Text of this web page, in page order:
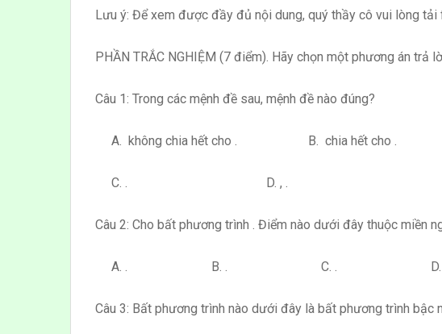
Lưu ý: Để xem được đầy đủ nội dung, quý thầy cô vui lòng tải
PHẦN TRẮC NGHIỆM (7 điểm). Hãy chọn một phương án trả
Câu 1: Trong các mệnh đề sau, mệnh đề nào đúng?
A. không chia hết cho . B. chia hết cho .
C. . D. , .
Câu 2: Cho bất phương trình . Điểm nào dưới đây thuộc miền
A. . B. . C. . D.
Câu 3: Bất phương trình nào dưới đây là bất phương trình bậc